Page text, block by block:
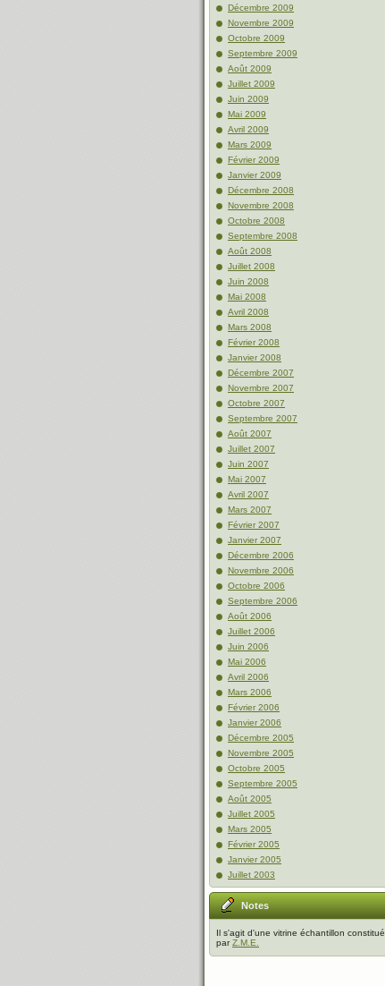
Décembre 2009
Novembre 2009
Octobre 2009
Septembre 2009
Août 2009
Juillet 2009
Juin 2009
Mai 2009
Avril 2009
Mars 2009
Février 2009
Janvier 2009
Décembre 2008
Novembre 2008
Octobre 2008
Septembre 2008
Août 2008
Juillet 2008
Juin 2008
Mai 2008
Avril 2008
Mars 2008
Février 2008
Janvier 2008
Décembre 2007
Novembre 2007
Octobre 2007
Septembre 2007
Août 2007
Juillet 2007
Juin 2007
Mai 2007
Avril 2007
Mars 2007
Février 2007
Janvier 2007
Décembre 2006
Novembre 2006
Octobre 2006
Septembre 2006
Août 2006
Juillet 2006
Juin 2006
Mai 2006
Avril 2006
Mars 2006
Février 2006
Janvier 2006
Décembre 2005
Novembre 2005
Octobre 2005
Septembre 2005
Août 2005
Juillet 2005
Mars 2005
Février 2005
Janvier 2005
Juillet 2003
Notes
Il s'agit d'une vitrine échantillon constitué
parZ.M.E.